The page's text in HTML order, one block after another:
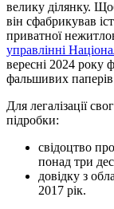
велику ділянку.
він сфабрикував
приватної
управлінні
вересні 2024 року
фальшивих
Для легалізації
підробки:
свідоцтво
понад три
довідку з
2017 рік.